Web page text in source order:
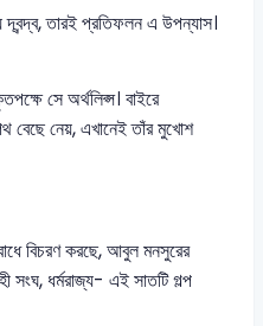
দ্বন্দ্ব, তারই প্রতিফলন এ উপন্যাস।
সে অর্থলিপ্স। বাইরে
বেছে নেয়, এখানেই তাঁর মুখোশ
বিচরণ করছে, আবুল মনসুরের
সংঘ, ধর্মরাজ্য- এই সাতটি গল্প